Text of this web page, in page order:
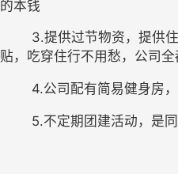
的本钱
3.提供过节物资，提供住
贴，吃穿住行不用愁，公司
4.公司配有简易健身房，
5.不定期团建活动，是同